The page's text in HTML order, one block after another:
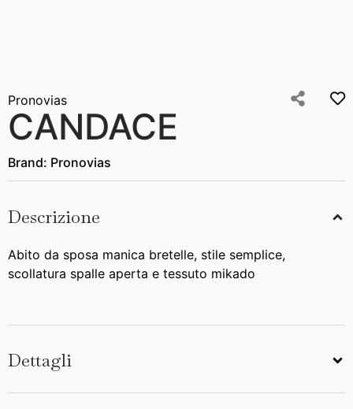
Pronovias
CANDACE
Brand: Pronovias
Descrizione
Abito da sposa manica bretelle, stile semplice,
scollatura spalle aperta e tessuto mikado
Dettagli